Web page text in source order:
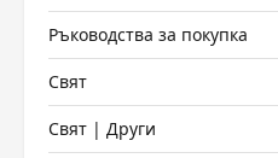
Ръководства за покупка
Свят
Свят | Други